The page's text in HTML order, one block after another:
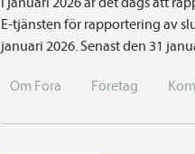
E-tjänsten för rapportering av
januari 2026. Senast den 31
Om Fora Företag